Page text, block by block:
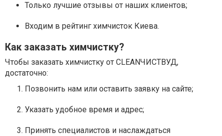
Только лучшие отзывы от наших клиентов;
Входим в рейтинг химчисток Киева.
Как заказать химчистку?
Чтобы заказать химчистку от CLEANЧИСТВУД,
достаточно:
Позвонить нам или оставить заявку на сайте;
Указать удобное время и адрес;
Принять специалистов и наслаждаться